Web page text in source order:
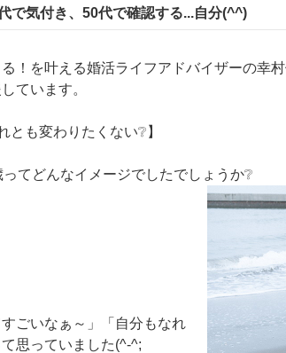
で気付き、50代で確認する...自分(^^)
！を叶える婚活ライフアドバイザーの幸村
ています。
とも変わりたくない❔】
てどんなイメージでしたでしょうか❔
ごいなぁ～」「自分もなれ
思っていました(^-^;